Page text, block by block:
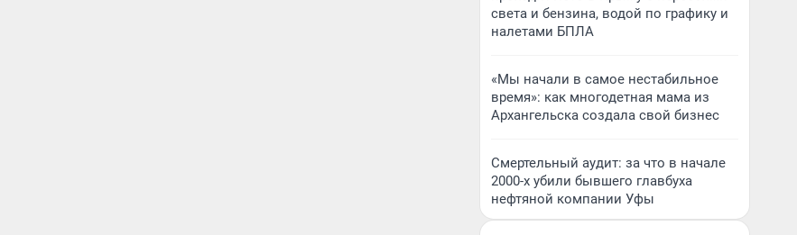
света и бензина, водой по графику и
налетами БПЛА
«Мы начали в самое нестабильное
время»: как многодетная мама из
Архангельска создала свой бизнес
Смертельный аудит: за что в начале
2000-х убили бывшего главбуха
нефтяной компании Уфы